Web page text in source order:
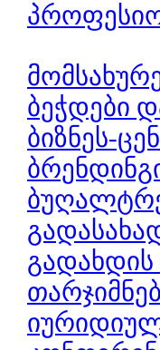
ბეჭდები
ბიზნეს-